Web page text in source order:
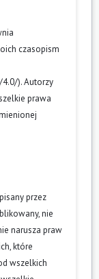
czasopism
4.0/). Autorzy
prawa
przez
nie
narusza praw
które
wszelkich